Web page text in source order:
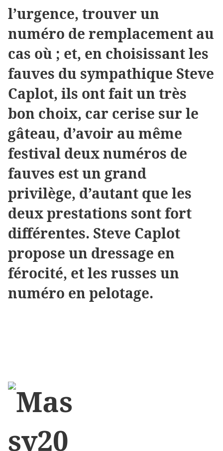
l’urgence, trouver un
numéro de remplacement au
cas où ; et, en choisissant les
fauves du sympathique Steve
Caplot, ils ont fait un très
bon choix, car cerise sur le
gâteau, d’avoir au même
festival deux numéros de
fauves est un grand
privilège, d’autant que les
deux prestations sont fort
différentes. Steve Caplot
propose un dressage en
férocité, et les russes un
numéro en pelotage.